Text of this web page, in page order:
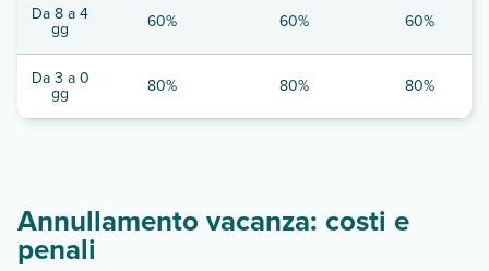
Da 8 a 4
gg 60% 60% 60%
Da 3 a 0
gg 80% 80% 80%
Annullamento vacanza: costi e
penali